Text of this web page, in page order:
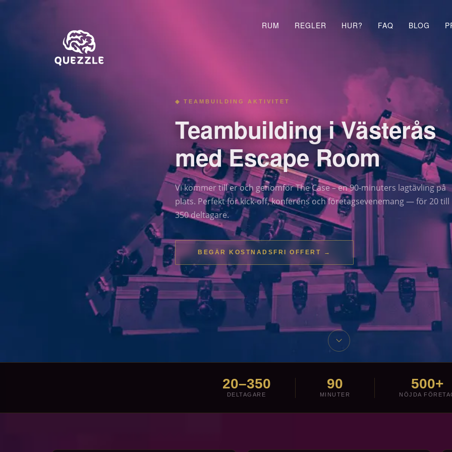
RUM REGLER HUR? FAQ BLOG
◆ TEAMBUILDING AKTIVITET
Teambuilding i Västerås
med Escape Room
Vi kommer till er och genomför The Case – en 90-minuters lagtävling på
plats. Perfekt för kick-off, konferens och företagsevenemang — för 20 till
350 deltagare.
BEGÄR KOSTNADSFRI OFFERT →
20–350
DELTAGARE
90
MINUTER
500+
NÖJDA